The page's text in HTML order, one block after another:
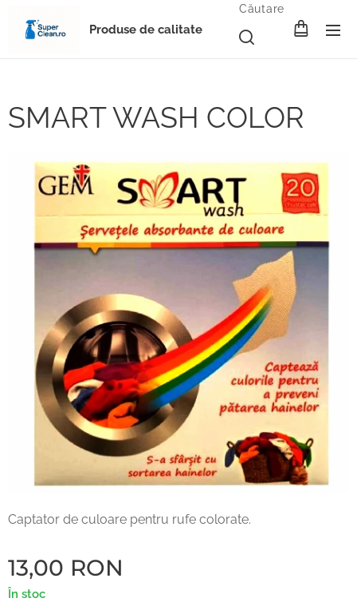
Produse de calitate
Căutare
SMART WASH COLOR
Captator de culoare pentru rufe colorate.
13,00 RON
În stoc